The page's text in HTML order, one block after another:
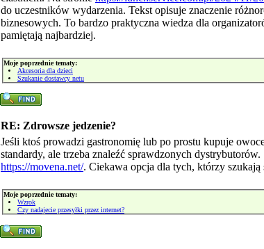
do uczestników wydarzenia. Tekst opisuje znaczenie
biznesowych. To bardzo praktyczna wiedza dla
pamiętają najbardziej.
Moje poprzednie tematy:
Akcesoria dla dzieci
Szukanie dostawcy netu
RE: Zdrowsze jedzenie?
Jeśli ktoś prowadzi gastronomię lub po prostu kupuje
standardy, ale trzeba znaleźć sprawdzonych
https://movena.net/. Ciekawa opcja dla tych, którzy szukają
Moje poprzednie tematy:
Wzrok
Czy nadajecie przesyłki przez internet?